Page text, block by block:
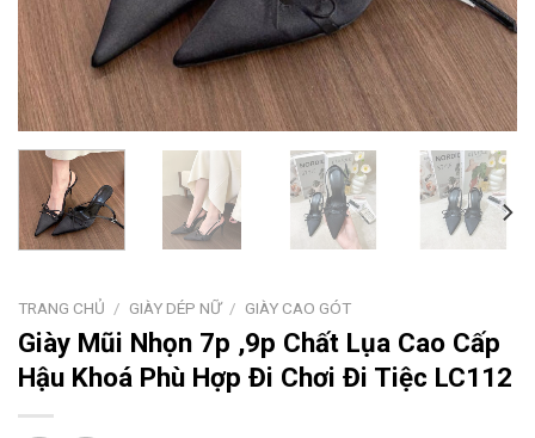
TRANG CHỦ / GIÀY DÉP NỮ / GIÀY CAO GÓT
Giày Mũi Nhọn 7p ,9p Chất Lụa Cao Cấp
Hậu Khoá Phù Hợp Đi Chơi Đi Tiệc LC112